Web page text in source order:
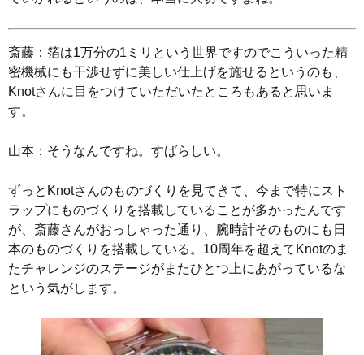
斎藤：箔は1万分の1ミリという世界ですのでこういった精
密機械にも干渉せずに美しい仕上げを施せるというのも、
Knotさんに目をつけていただいたところもあると思いま
す。
山本：そうなんですね。すばらしい。
ずっとKnotさんのものづくりを見てきて、今まで特にスト
ラップにものづくりを搭載していることが多かったんです
が、斎藤さんがおっしゃった通り、腕時計そのものにも日
本のものづくりを搭載している。10周年を超えてKnotのま
たチャレンジのステージがまたひとつ上にあがっているな
という気がします。